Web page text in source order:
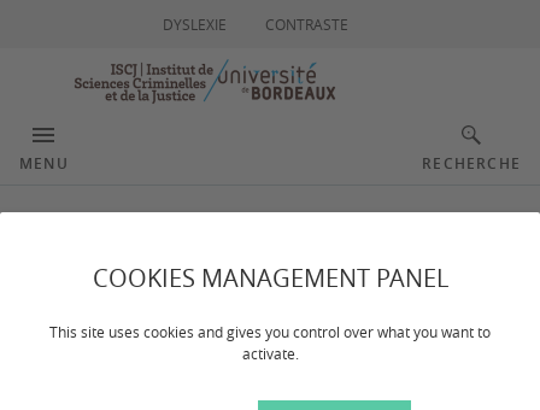
COOKIES MANAGEMENT PANEL
This site uses cookies and gives you control over what you want to
activate.
DYSLEXIE CONTRASTE
MENU RECHERCHE